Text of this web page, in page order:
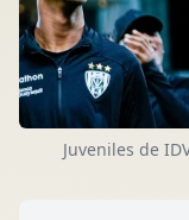
Juveniles de